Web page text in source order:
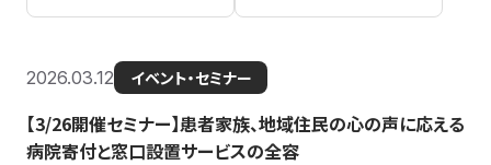
2026.03.12 イベント・セミナー
【3/26開催セミナー】患者家族、地域住民の心の声に応える
病院寄付と窓口設置サービスの全容